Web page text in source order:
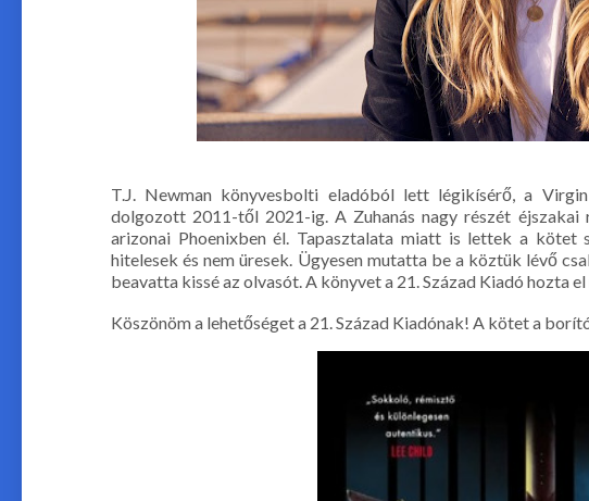
T.J. Newman könyvesbolti eladóból lett légikísérő, a
dolgozott 2011-től 2021-ig. A Zuhanás nagy részét
arizonai Phoenixben él. Tapasztalata miatt is lettek a kötet
hitelesek és nem üresek. Ügyesen mutatta be a köztük lévő
beavatta kissé az olvasót. A könyvet a 21. Század Kiadó hozta
Köszönöm a lehetőséget a 21. Század Kiadónak! A kötet a